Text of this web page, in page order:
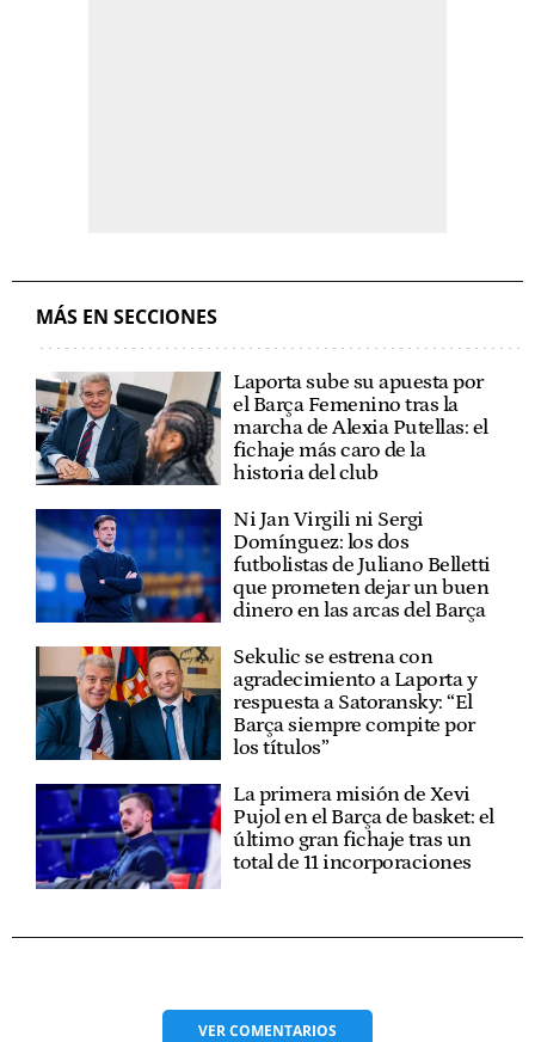
MÁS EN SECCIONES
Laporta sube su apuesta por
el Barça Femenino tras la
marcha de Alexia Putellas: el
fichaje más caro de la
historia del club
Ni Jan Virgili ni Sergi
Domínguez: los dos
futbolistas de Juliano Belletti
que prometen dejar un buen
dinero en las arcas del Barça
Sekulic se estrena con
agradecimiento a Laporta y
respuesta a Satoransky: “El
Barça siempre compite por
los títulos”
La primera misión de Xevi
Pujol en el Barça de basket: el
último gran fichaje tras un
total de 11 incorporaciones
VERCOMENTARIOS